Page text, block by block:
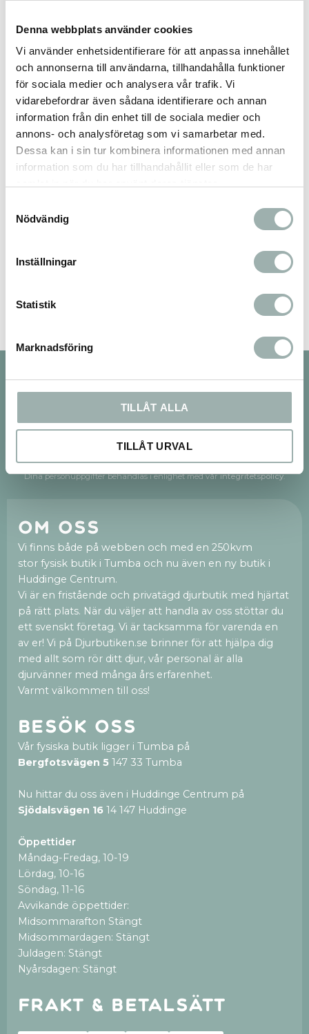
Denna webbplats använder cookies
Vi använder enhetsidentifierare för att anpassa innehållet
och annonserna till användarna, tillhandahålla funktioner
för sociala medier och analysera vår trafik. Vi
vidarebefordrar även sådana identifierare och annan
information från din enhet till de sociala medier och
annons- och analysföretag som vi samarbetar med.
Dessa kan i sin tur kombinera informationen med annan
information som du har tillhandahållit eller som de har
Nödvändig
Inställningar
Statistik
Marknadsföring
TILLÅT ALLA
TILLÅT URVAL
Robust och stabil skål. Låg energiförbrukning. Ø 24 cm
Keramikskålen tål maskindisk
Omdömen
Du
Bli den första att lämna ett omdöme.
Nyhetsbrev
PRENUMERERA
Dina personuppgifter behandlas i enlighet med vårintegritetspolicy.
Om oss
Vi finns både på webben och med en 250kvm
stor fysisk butik i Tumba och nu även en ny butik i
Huddinge Centrum.
Vi är en fristående och privatägd djurbutik med hjärtat
på rätt plats. När du väljer att handla av oss stöttar du
ett svenskt företag. Vi är tacksamma för varenda en
av er! Vi på Djurbutiken.se brinner för att hjälpa dig
med allt som rör ditt djur, vår personal är alla
djurvänner med många års erfarenhet.
Varmt välkommen till oss!
Besök oss
Vår fysiska butik ligger i Tumba på
Bergfotsvägen 5 147 33 Tumba
Nu hittar du oss även i Huddinge Centrum på
Sjödalsvägen 16 14 147 Huddinge
Öppettider
Måndag-Fredag, 10-19
Lördag, 10-16
Söndag, 11-16
Avvikande öppettider:
Midsommarafton Stängt
Midsommardagen: Stängt
Juldagen: Stängt
Nyårsdagen: Stängt
Frakt & betalsätt